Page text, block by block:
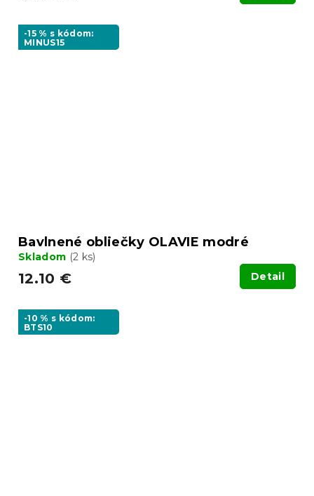
-15 % s kódom:
MINUS15
Bavlnené obliečky OLAVIE modré
Skladom (2 ks)
12.10 € Detail
-10 % s kódom:
BTS10